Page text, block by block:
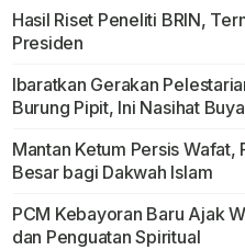
Hasil Riset Peneliti BRIN,
Presiden
Ibaratkan Gerakan
Burung Pipit, Ini Nasihat
Mantan Ketum Persis Wafat,
Besar bagi Dakwah Islam
PCM Kebayoran Baru Ajak
dan Penguatan Spiritual